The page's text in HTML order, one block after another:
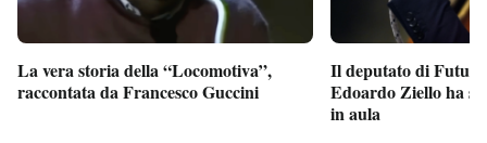
La vera storia della “Locomotiva”,
raccontata da Francesco Guccini
Il deputato di
Edoardo Ziello ha
in aula